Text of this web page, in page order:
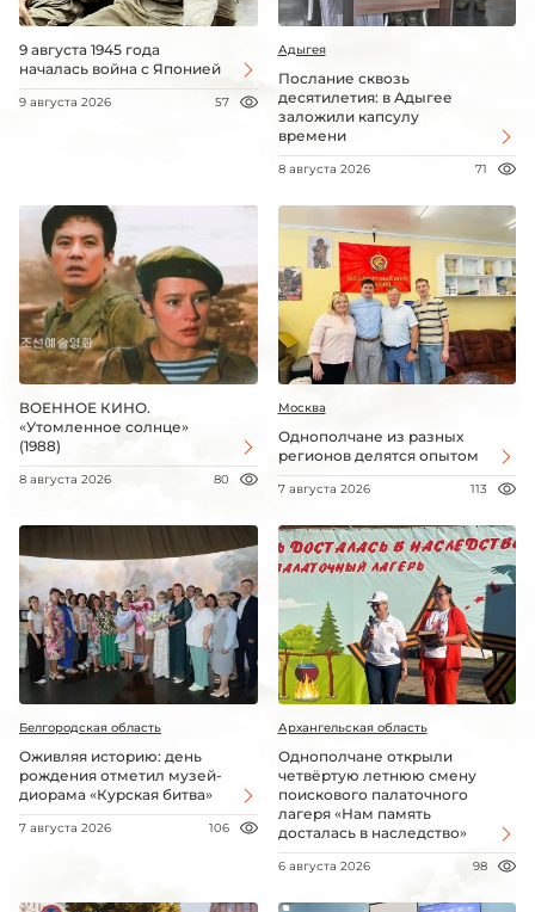
9 августа 1945 года
началась война с Японией
9 августа 2026 57
Адыгея
Послание сквозь
десятилетия: в Адыгее
заложили капсулу
времени
8 августа 2026 71
ВОЕННОЕ КИНО.
«Утомленное солнце»
(1988)
8 августа 2026 80
Москва
Однополчане из разных
регионов делятся опытом
7 августа 2026 113
Белгородская область
Оживляя историю: день
рождения отметил музей-
диорама «Курская битва»
7 августа 2026 106
Архангельская область
Однополчане открыли
четвёртую летнюю смену
поискового палаточного
лагеря «Нам память
досталась в наследство»
6 августа 2026 98